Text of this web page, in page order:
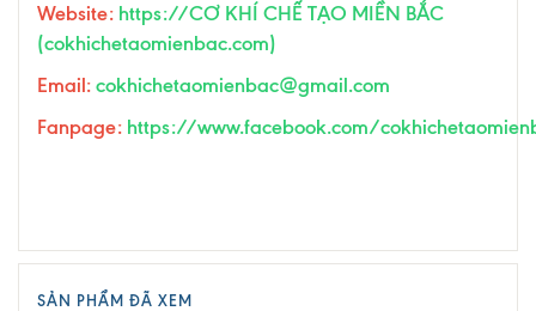
Website: https://CƠ KHÍ CHẾ TẠO MIỀN BẮC
(cokhichetaomienbac.com)
Email: cokhichetaomienbac@gmail.com
Fanpage: https://www.facebook.com/
SẢN PHẨM ĐÃ XEM